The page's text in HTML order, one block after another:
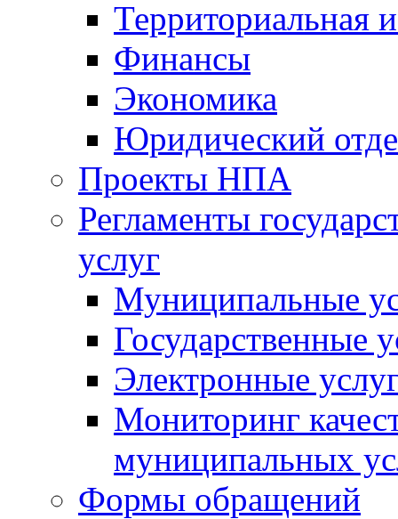
Территориальная
Финансы
Экономика
Юридический
Проекты НПА
Регламенты
услуг
Муниципальные
Государственные
Электронные
Мониторинг
муниципальных
Формы обращений